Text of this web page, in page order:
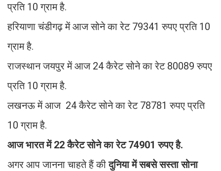
प्रति 10 ग्राम है.
हरियाणा चंडीगढ़ में आज सोने का रेट 79341 रुपए प्रति 10
ग्राम है.
राजस्थान जयपुर में आज 24 कैरेट सोने का रेट 80089 रुपए
प्रति 10 ग्राम है.
लखनऊ में आज 24 कैरेट सोने का रेट 78781 रुपए प्रति
10 ग्राम है.
आज भारत में 22 कैरेट सोने का रेट 74901 रुपए है.
अगर आप जानना चाहते हैं कीदुनिया में सबसे सस्ता सोना